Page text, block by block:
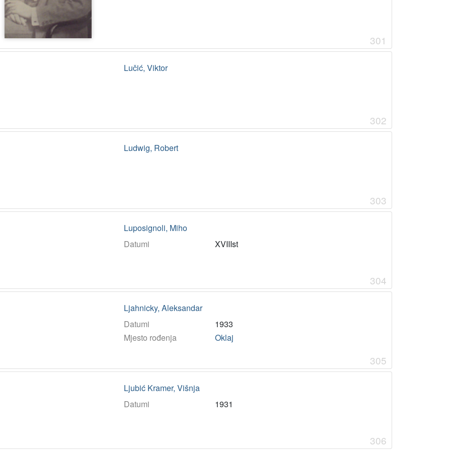
301
Lučić, Viktor
302
Ludwig, Robert
303
Luposignoli, Miho
Datumi
XVIIIst
304
Ljahnicky, Aleksandar
Datumi
1933
Mjesto rođenja
Oklaj
305
Ljubić Kramer, Višnja
Datumi
1931
306